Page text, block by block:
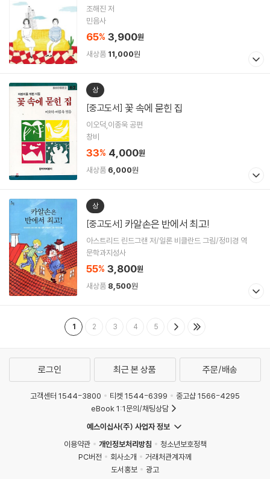
조해진 저
민음사
65% 3,900원
새상품 11,000원
상
[중고도서] 꽃 속에 묻힌 집
이오덕,이종욱 공편
창비
33% 4,000원
새상품 6,000원
상
[중고도서] 카알손은 반에서 최고!
아스트리드 린드그랜 저/일론 비클란드 그림/정미경 역
문학과지성사
55% 3,800원
새상품 8,500원
1 2 3 4 5
로그인 최근 본 상품 주문/배송
고객센터 1544-3800 티켓 1544-6399
중고샵 1566-4295
eBook 1:1문의/채팅상담
예스이십사(주) 사업자 정보
이용약관
개인정보처리방침
청소년보호정책
PC버전
회사소개
거래처관계자께
도서홍보
광고